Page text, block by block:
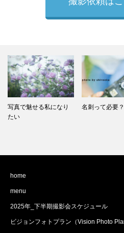
名刺って必要？
大事なのはビジ
home
menu
2025年_下半期撮影会スケジュール
ビジョンフォトプラン（Vision Photo